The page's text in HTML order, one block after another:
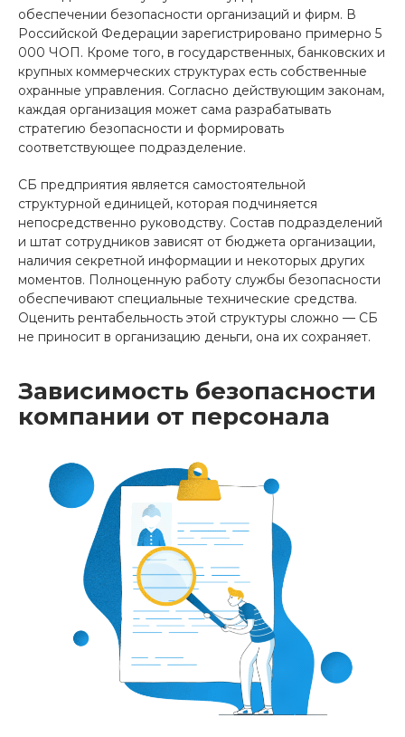
обеспечении безопасности организаций и фирм. В
Российской Федерации зарегистрировано примерно 5
000 ЧОП. Кроме того, в государственных, банковских и
крупных коммерческих структурах есть собственные
охранные управления. Согласно действующим законам,
каждая организация может сама разрабатывать
стратегию безопасности и формировать
соответствующее подразделение.
СБ предприятия является самостоятельной
структурной единицей, которая подчиняется
непосредственно руководству. Состав подразделений
и штат сотрудников зависят от бюджета организации,
наличия секретной информации и некоторых других
моментов. Полноценную работу службы безопасности
обеспечивают специальные технические средства.
Оценить рентабельность этой структуры сложно — СБ
не приносит в организацию деньги, она их сохраняет.
Зависимость безопасности
компании от персонала